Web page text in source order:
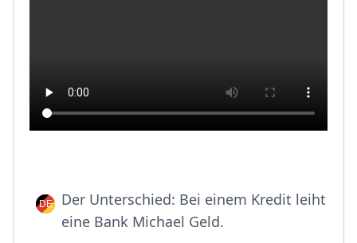
Der Unterschied: Bei einem Kredit leiht
eine Bank Michael Geld.